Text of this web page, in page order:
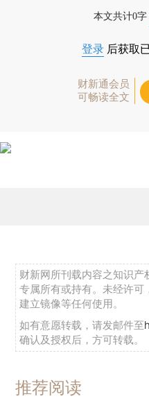
本文共计0
登录 后获取
财新通会员
可畅读全文
财新网所刊载内容之知识产
专属所有或持有。未经许可
建立镜像等任何使用。
如有意愿转载，请发邮件至
确认及授权后，方可转载。
推荐阅读